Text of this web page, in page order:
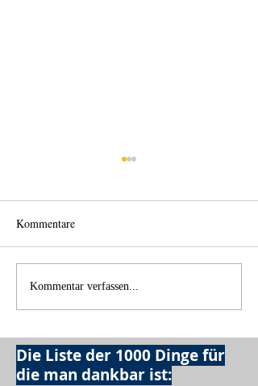
Alles was möglich ist?
Kommentare
Kommentar verfassen...
Die Liste der 1000 Dinge für
die man dankbar ist: